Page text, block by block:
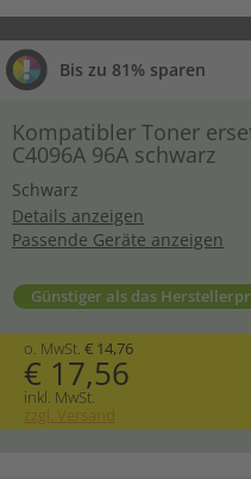
Bis zu 81% sparen
Kompatibler Toner
C4096A 96A schwarz
Schwarz
Details anzeigen
Passende Geräte anzeigen
Günstiger als das
o. MwSt. € 14,76
€ 17,56
inkl. MwSt.
zzgl. Versand